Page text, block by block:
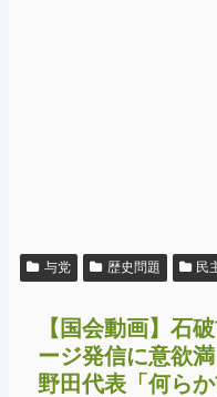
与党 歴史問題 民
【国会動画】石
ージ発信に意欲
野田代表「何ら